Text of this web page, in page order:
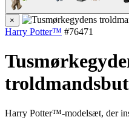
×
Harry Potter™ #76471
Harry Potter™-modelsæt, der